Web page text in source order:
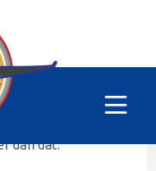
Aanvraag
dan dat.